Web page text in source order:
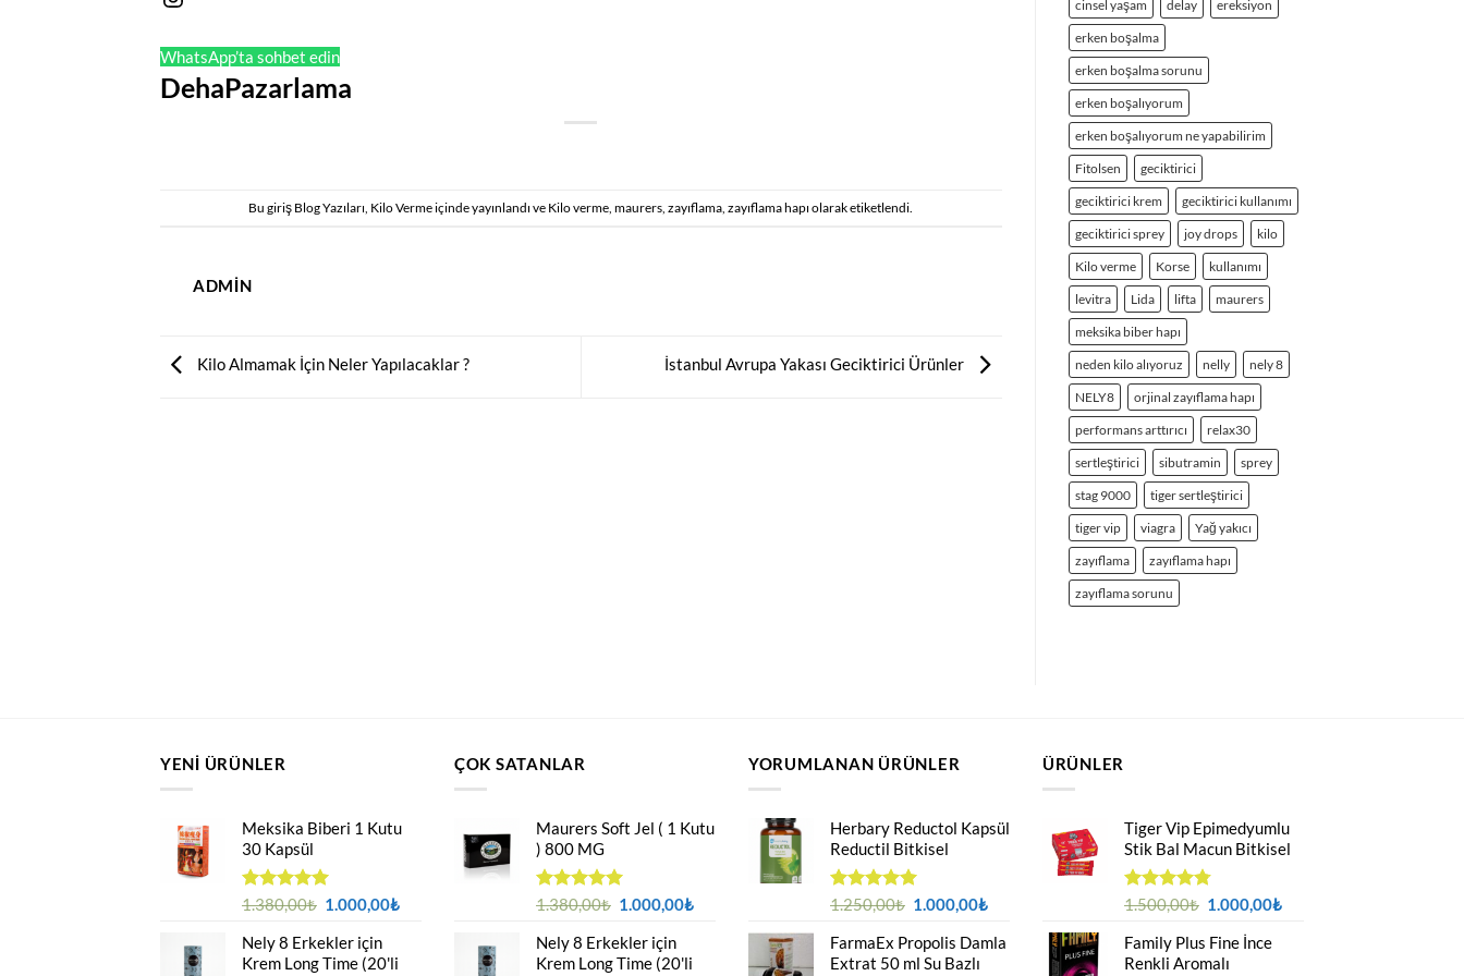
WhatsApp’ta sohbet edin
DehaPazarlama
Bu giriş Blog Yazıları Kilo Vermeiçinde yayınlandı ve Kilo verme ,maurers ,zayıflama ,zayıflama hapı olarak etiketlendi.
ADMIN
Kilo Almamak İçin Neler Yapılacaklar ? İstanbul Avrupa Yakası Geciktirici Ürünler
cinsel yaşam
delay
ereksiyon
erken boşalma
erken boşalma sorunu
erken boşalıyorum
erken boşalıyorum ne yapabilirim
Fitolsen
geciktirici
geciktirici krem
geciktirici kullanımı
geciktirici sprey
joy drops
kilo
Kilo verme
Korse
kullanımı
levitra
Lida lifta
maurers
meksika biber hapı
neden kilo alıyoruz
nelly
nely 8
NELY8
orjinal zayıflama hapı
performans arttırıcı
relax30
sertleştirici
sibutramin
sprey
stag 9000
tiger sertleştirici
tiger vip
viagra
Yağ yakıcı
zayıflama
zayıflama hapı
zayıflama sorunu
YENI ÜRÜNLER
Meksika Biberi 1 Kutu
30 Kapsül
5 üzerinden
aldı
1.380,00₺ Orijinal
1.380,00₺.
1.000,00₺Şu
Nely 8 Erkekler için
Krem Long Time (20'li
ÇOK SATANLAR
Maurers Soft Jel ( 1 Kutu
) 800 MG
5 üzerinden
aldı
1.380,00₺ Orijinal
1.380,00₺.
1.000,00₺Şu
1.000,00₺.
Nely 8 Erkekler için
Krem Long Time (20'li
YORUMLANAN ÜRÜNLER
Herbary Reductol Kapsül
Reductil Bitkisel
5 üzerinden
aldı
1.250,00₺ Orijinal
1.250,00₺.
1.000,00₺Şu
fiyat:
1.000,00₺.
FarmaEx Propolis Damla
Extrat 50 ml Su Bazlı
ÜRÜNLER
Tiger Vip Epimedyumlu
Stik Bal Macun Bitkisel
5
4.75oy
aldı
1.500,00₺ Orijinal
1.500,00₺.
1.000,00₺Şu
Family Plus Fine İnce
Renkli Aromalı